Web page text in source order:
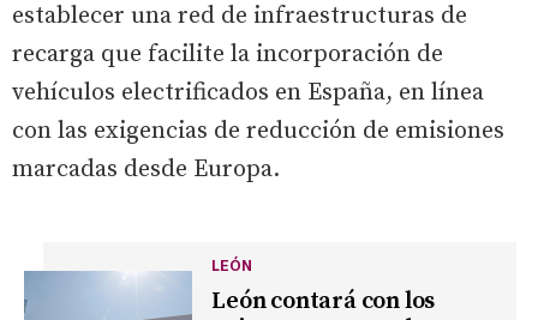
establecer una red de infraestructuras de
recarga que facilite la incorporación de
vehículos electrificados en España, en línea
con las exigencias de reducción de emisiones
marcadas desde Europa.
LEÓN
León contará con los